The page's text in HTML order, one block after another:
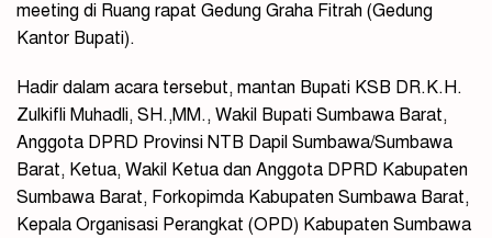
meeting di Ruang rapat Gedung Graha Fitrah (Gedung
Kantor Bupati).
Hadir dalam acara tersebut, mantan Bupati KSB DR.K.H.
Zulkifli Muhadli, SH.,MM., Wakil Bupati Sumbawa Barat,
Anggota DPRD Provinsi NTB Dapil Sumbawa/Sumbawa
Barat, Ketua, Wakil Ketua dan Anggota DPRD Kabupaten
Sumbawa Barat, Forkopimda Kabupaten Sumbawa Barat,
Kepala Organisasi Perangkat (OPD) Kabupaten Sumbawa